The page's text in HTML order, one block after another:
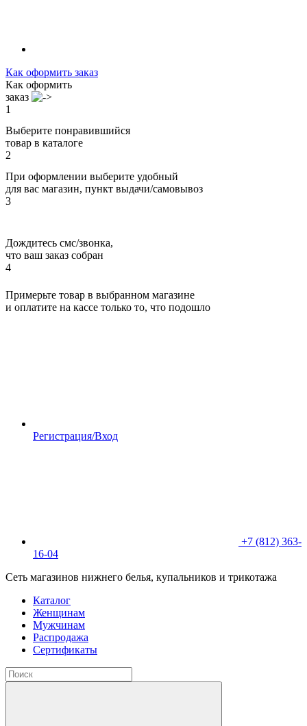
Как оформить заказ
Как оформить
заказ
1
Выберите понравившийся
товар в каталоге
2
При оформлении выберите удобный
для вас магазин, пункт выдачи/самовывоз
3
Дождитесь смс/звонка,
что ваш заказ собран
4
Примерьте товар в выбранном магазине
и оплатите на кассе только то, что подошло
Регистрация/Вход
+7 (812) 363-
16-04
Сеть магазинов нижнего белья, купальников и трикотажа
Каталог
Женщинам
Мужчинам
Распродажа
Сертификаты